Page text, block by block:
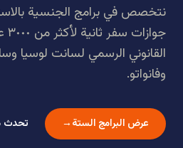
نتخصص في برامج الجنسية
القانوني الرسمي لسانت لوسيا
وفانواتو.
عرض البرامج الستة→